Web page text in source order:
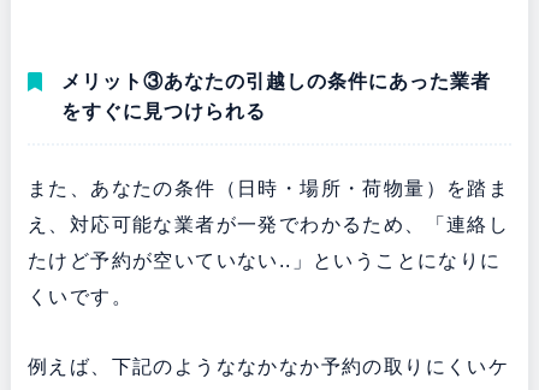
メリット③あなたの引越しの条件にあった業者
をすぐに見つけられる
また、あなたの条件（日時・場所・荷物量）を踏ま
え、対応可能な業者が一発でわかるため、「連絡し
たけど予約が空いていない..」ということになりに
くいです。
例えば、下記のようななかなか予約の取りにくいケ